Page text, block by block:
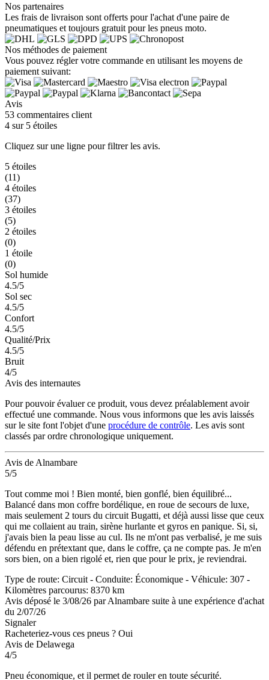
Nos partenaires
Les frais de livraison sont offerts pour l'achat d'une paire de
pneumatiques et toujours gratuit pour les pneus moto.
Nos méthodes de paiement
Vous pouvez régler votre commande en utilisant les moyens de
paiement suivant:
Avis
53 commentaires client
4 sur 5 étoiles
Cliquez sur une ligne pour filtrer les avis.
5 étoiles
(11)
4 étoiles
(37)
3 étoiles
(5)
2 étoiles
(0)
1 étoile
(0)
Sol humide
4.5/5
Sol sec
4.5/5
Confort
4.5/5
Qualité/Prix
4.5/5
Bruit
4/5
Avis des internautes
Pour pouvoir évaluer ce produit, vous devez préalablement avoir
effectué une commande. Nous vous informons que les avis laissés
sur le site font l'objet d'une procédure de contrôle. Les avis sont
classés par ordre chronologique uniquement.
Avis de Alnambare
5/5
Tout comme moi ! Bien monté, bien gonflé, bien équilibré...
Balancé dans mon coffre bordélique, en roue de secours de luxe,
mais seulement 2 tours du circuit Bugatti, et déjà aussi lisse que ceux
qui me collaient au train, sirène hurlante et gyros en panique. Si, si,
j'avais bien la peau lisse au cul. Ils ne m'ont pas verbalisé, je me suis
défendu en prétextant que, dans le coffre, ça ne compte pas. Je m'en
sors bien, on a bien rigolé et, rien que pour le prix, je reviendrai.
Type de route: Circuit - Conduite: Économique - Véhicule: 307 -
Kilomètres parcourus: 8370 km
Avis déposé le 3/08/26 par Alnambare suite à une expérience d'achat
du 2/07/26
Signaler
Racheteriez-vous ces pneus ? Oui
Avis de Delawega
4/5
Pneu économique, et il permet de rouler en toute sécurité.